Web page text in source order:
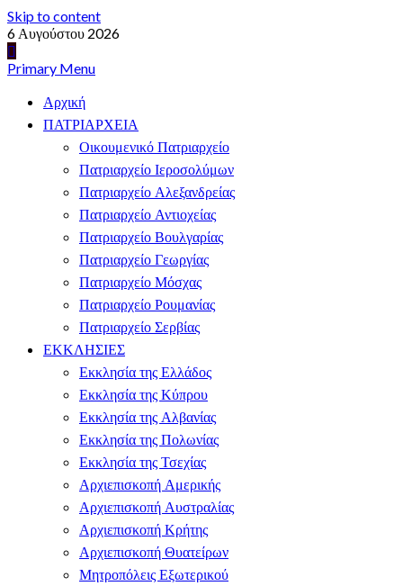
Skip to content
6 Αυγούστου 2026
Primary Menu
Αρχική
ΠΑΤΡΙΑΡΧΕΙΑ
Οικουμενικό Πατριαρχείο
Πατριαρχείο Ιεροσολύμων
Πατριαρχείο Αλεξανδρείας
Πατριαρχείο Αντιοχείας
Πατριαρχείο Βουλγαρίας
Πατριαρχείο Γεωργίας
Πατριαρχείο Μόσχας
Πατριαρχείο Ρουμανίας
Πατριαρχείο Σερβίας
ΕΚΚΛΗΣΙΕΣ
Εκκλησία της Ελλάδος
Εκκλησία της Κύπρου
Εκκλησία της Αλβανίας
Εκκλησία της Πολωνίας
Εκκλησία της Τσεχίας
Αρχιεπισκοπή Αμερικής
Αρχιεπισκοπή Αυστραλίας
Αρχιεπισκοπή Κρήτης
Αρχιεπισκοπή Θυατείρων
Μητροπόλεις Εξωτερικού